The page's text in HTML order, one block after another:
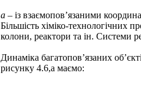
а – із взаємопов’язаними
Більшість хіміко-технологічних
колони, реактори та ін. Системи
Динаміка багатопов’язаних
рисунку 4.6,а маємо: